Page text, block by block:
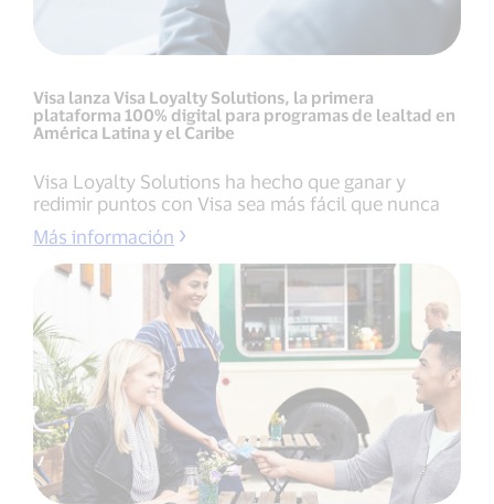
Visa lanza Visa Loyalty Solutions, la primera
plataforma 100% digital para programas de lealtad en
América Latina y el Caribe
Visa Loyalty Solutions ha hecho que ganar y
redimir puntos con Visa sea más fácil que nunca
Más información